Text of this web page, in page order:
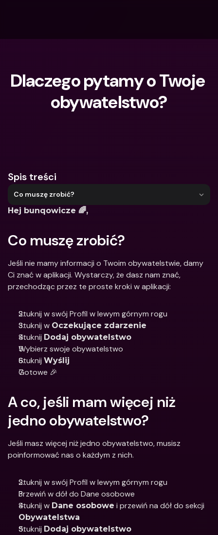
Dlaczego pytamy o Twoje
obywatelstwo?
Spis treści
Co muszę zrobić?
Hej bunqowicze 🌈,
Co muszę zrobić?
Jeśli nie mamy informacji o Twoim obywatelstwie, damy
Ci znać w aplikacji. Wystarczy, że dasz nam znać,
przechodząc przez te proste kroki w aplikacji:
Stuknij w swój Profil w lewym górnym rogu
Stuknij w Oczekujące zdarzenie
Stuknij Dodaj obywatelstwo
Wybierz swoje obywatelstwo
Stuknij Wyślij
Gotowe 🎉
A co, jeśli mam więcej niż
jedno obywatelstwo?
Jeśli masz więcej niż jedno obywatelstwo, musisz
poinformować nas o każdym z nich.
Stuknij w swój Profil w lewym górnym rogu
Przewiń w dół do Dane osobowe
Stuknij w Dane osobowe
Obywatelstwa
Stuknij Dodaj obywatelstwo